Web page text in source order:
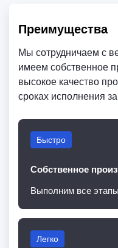
Преимущества
Мы сотрудничаем с
имеем собственное
высокое качество
сроках исполнения
Быстро
Собственное
Выполним все
Легко